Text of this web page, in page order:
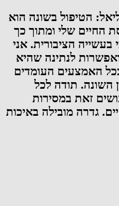
הטיפול בשונה הוא
החיים שלי ומתוך כך
הציבורית. אני
לנתינה שהיא
האמצעים העומדים
השונה. תודה לכל
זאת במסירות
גדרה מובילה באיכות